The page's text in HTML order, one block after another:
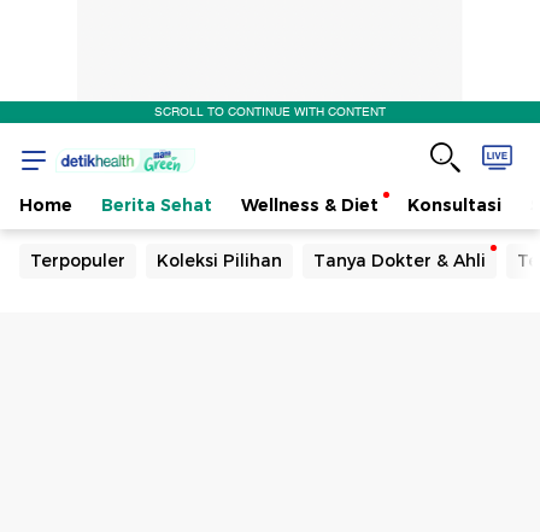
SCROLL TO CONTINUE WITH CONTENT
Home Berita Sehat Wellness & Diet Konsultasi
Terpopuler Koleksi Pilihan Tanya Dokter & Ahli